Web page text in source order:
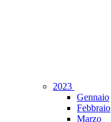
2023
Gennaio
Febbraio
Marzo